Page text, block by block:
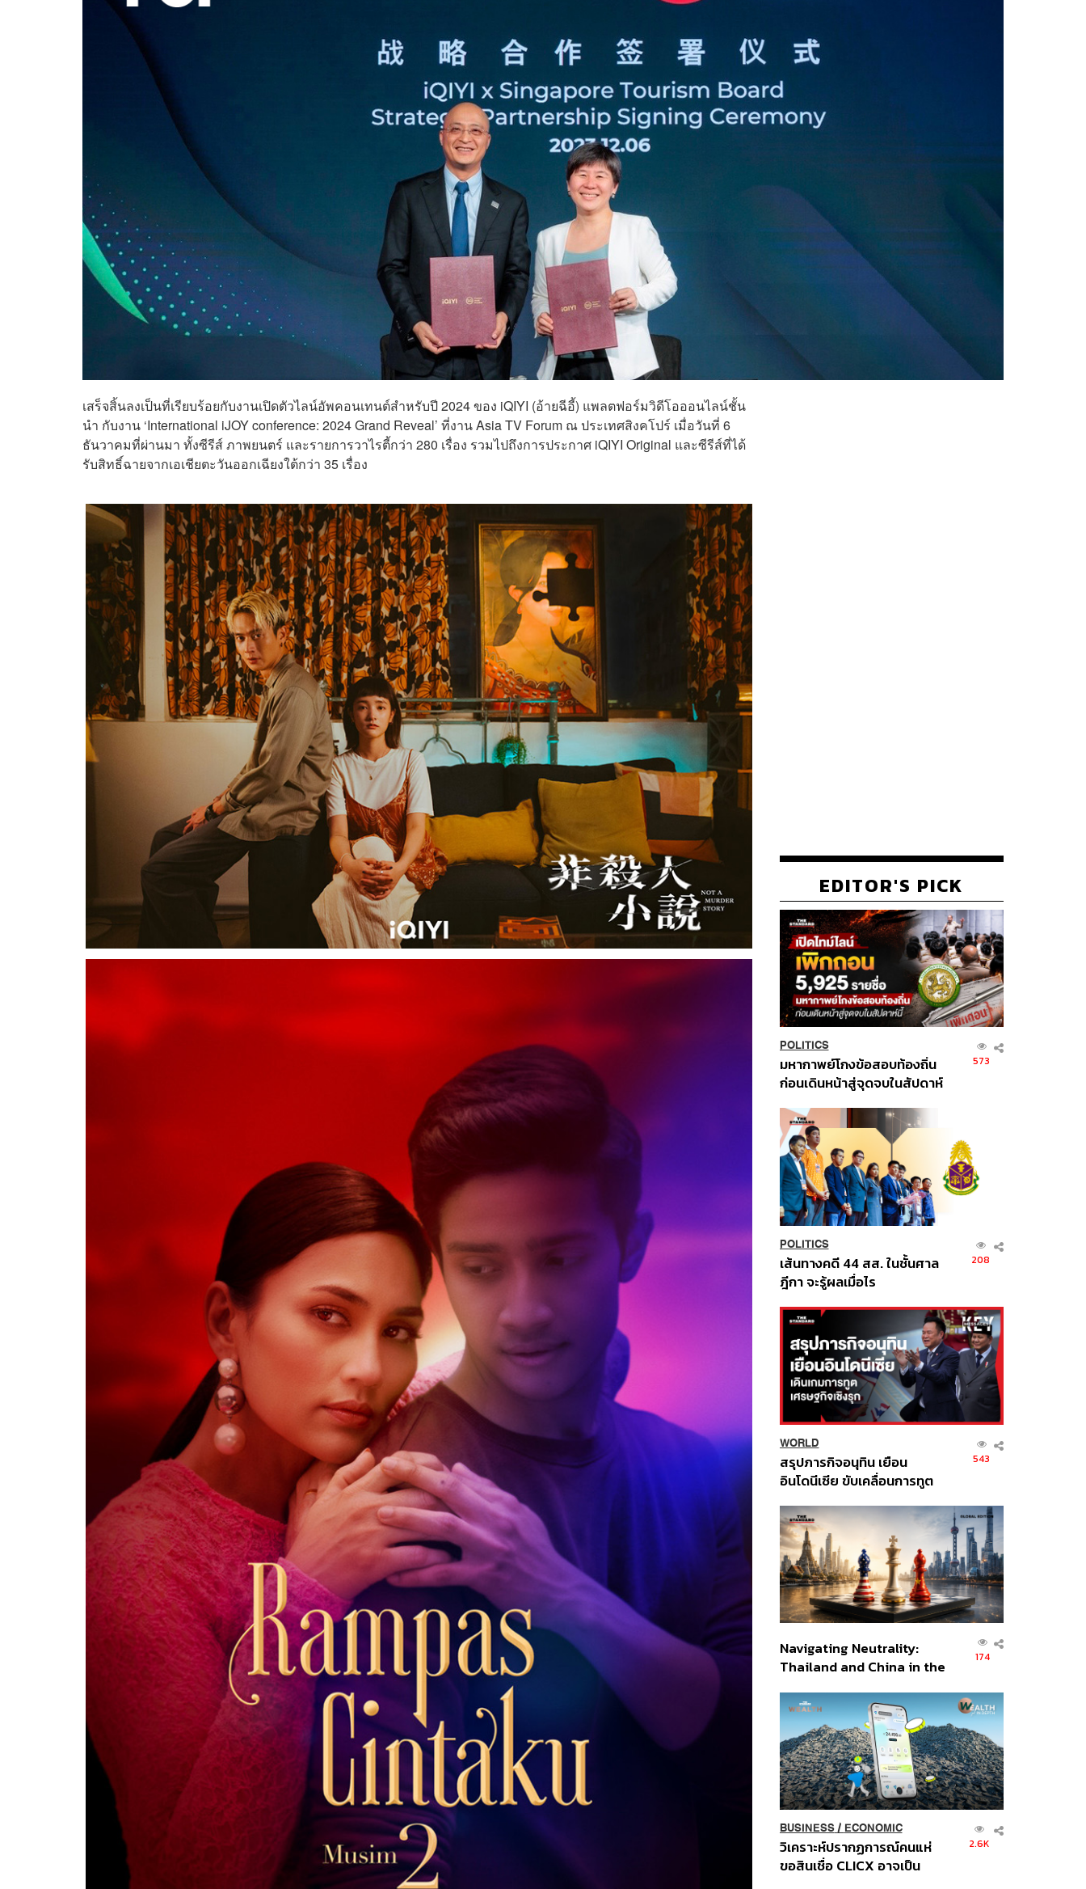
เสร็จสิ้นลงเป็นที่เรียบร้อยกับงานเปิดตัวไลน์อัพคอนเทนต์สำหรับปี 2024 ของ iQIYI (อ้ายฉีอี้) แพลตฟอร์มวิดีโอออนไลน์ชั้น
นำ กับงาน ‘International iJOY conference: 2024 Grand Reveal’ ที่งาน Asia TV Forum ณ ประเทศสิงคโปร์ เมื่อวันที่ 6
ธันวาคมที่ผ่านมา ทั้งซีรีส์ ภาพยนตร์ และรายการวาไรตี้กว่า 280 เรื่อง รวมไปถึงการประกาศ iQIYI Original และซีรีส์ที่ได้
รับสิทธิ์ฉายจากเอเชียตะวันออกเฉียงใต้กว่า 35 เรื่อง
EDITOR'S PICK
POLITICS
มหากาพย์โกงข้อสอบท้องถิ่น
ก่อนเดินหน้าสู่จุดจบในสัปดาห์
573
POLITICS
เส้นทางคดี 44 สส. ในชั้นศาล
ฎีกา จะรู้ผลเมื่อไร
208
WORLD
สรุปภารกิจอนุทิน เยือน
อินโดนีเซีย ขับเคลื่อนการทูต
ส่วนยุทธศาสตร์ไทย –
อินโดนีเซีย
543
Navigating Neutrality:
Thailand and China in the
Order
174
BUSINESS/ ECONOMIC
วิเคราะห์ปรากฏการณ์คนแห่
ขอสินเชื่อ CLICX อาจเป็น
2.6K